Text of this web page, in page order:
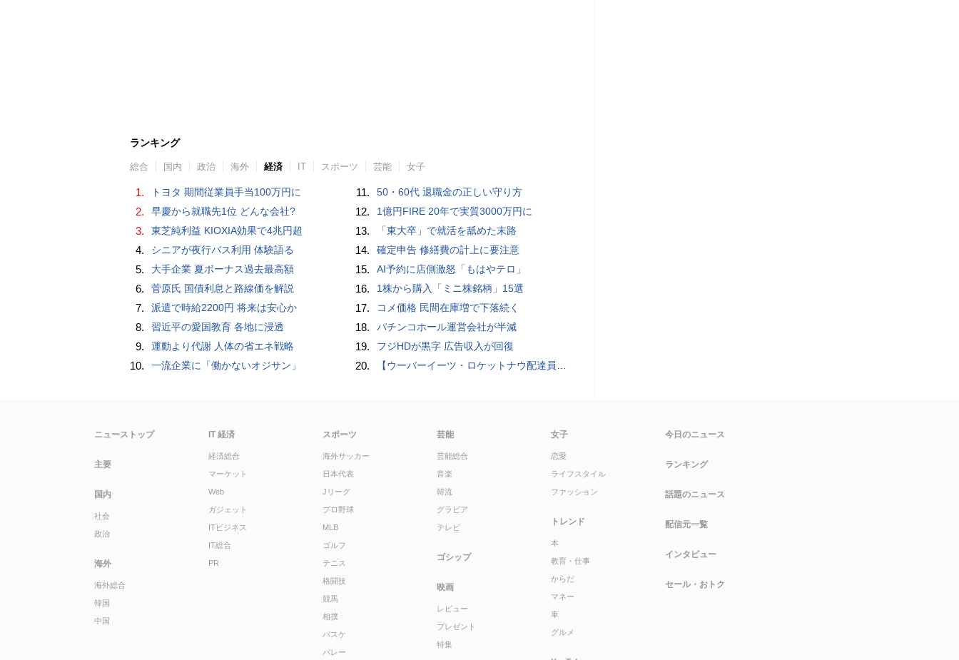
ランキング
総合 国内 政治 海外 経済 IT スポーツ 芸能 女子
1. トヨタ 期間従業員手当100万円に
2. 早慶から就職先1位 どんな会社?
3. 東芝純利益 KIOXIA効果で4兆円超
4. シニアが夜行バス利用 体験語る
5. 大手企業 夏ボーナス過去最高額
6. 菅原氏 国債利息と路線価を解説
7. 派遣で時給2200円 将来は安心か
8. 習近平の愛国教育 各地に浸透
9. 運動より代謝 人体の省エネ戦略
10. 一流企業に「働かないオジサン」
11. 50・60代 退職金の正しい守り方
12. 1億円FIRE 20年で実質3000万円に
13. 「東大卒」で就活を舐めた末路
14. 確定申告 修繕費の計上に要注意
15. AI予約に店側激怒「もはやテロ」
16. 1株から購入「ミニ株銘柄」15選
17. コメ価格 民間在庫増で下落続く
18. パチンコホール運営会社が半減
19. フジHDが黒字 広告収入が回復
20. 【ウーバーイーツ・ロケットナウ配達員】「追加100円はさすがに拒否」3149円のダブル案件を取った結果
ニューストップ
主要
国内
社会
政治
海外
海外総合
韓国
中国
IT 経済
経済総合
マーケット
Web
ガジェット
ITビジネス
IT総合
PR
スポーツ
海外サッカー
日本代表
Jリーグ
プロ野球
MLB
ゴルフ
テニス
格闘技
競馬
相撲
バスケ
バレー
芸能
芸能総合
音楽
韓流
グラビア
テレビ
ゴシップ
映画
レビュー
プレゼント
特集
女子
恋愛
ライフスタイル
ファッション
トレンド
本
教育・仕事
からだ
マネー
車
グルメ
今日のニュース
ランキング
話題のニュース
配信元一覧
インタビュー
セール・おトク